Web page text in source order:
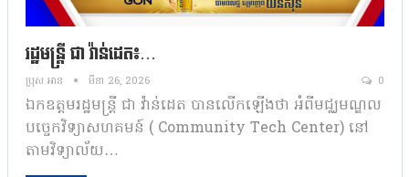
រដ្ឋមន្រ្តី ជា វ៉ាន់ដេត៖…
ប្រុស អាន មីនា 26, 2026 0
ឯកឧត្តមរដ្ឋមន្រ្តី ជា វ៉ាន់ដេត បានលើកឡើងថា អំពីមជ្ឈមណ្ឌល
បច្ចេកវិទ្យាសហគមន៍ ( Community Tech Center) នៅ
តាមវិទ្យាល័យ…